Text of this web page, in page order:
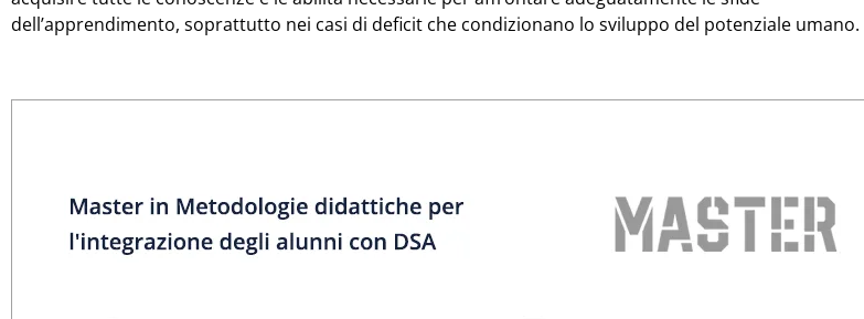
dell’apprendimento, soprattutto nei casi di deficit che condizionano lo sviluppo del potenziale umano.